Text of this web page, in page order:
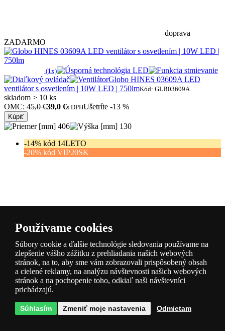
doprava
ZADARMO
(1x)
Globo HINES 03609A LED
ventilátor s osvetlením | 10W LED | 750lmKód: GLB03609A
skladom > 10 ks
OMC: 45,0 €39,0 €s DPHUšetríte -13 %
Kúpiť
406
130
-14% kód 14LETO
-20% kód VIP20SK
ZADARMO
Ideal lux I314969 LED závesný luster
UMILE | 20W integrovaný LED zdrojKód: I314969
skladom > 10 ks
OMC:172,2 €140,0 €s DPHUšetríte -19 %
Kúpiť
Používame cookies
Súbory cookie a ďalšie technológie sledovania používame na
zlepšenie vášho zážitku z prehliadania našich webových
stránok, na to, aby sme vám zobrazovali prispôsobený obsah
a cielené reklamy, na analýzu návštevnosti našich webových
stránok a na pochopenie toho, odkiaľ naši návštevníci
prichádzajú.
Súhlasím Zmeniť moje nastavenia Odmietam